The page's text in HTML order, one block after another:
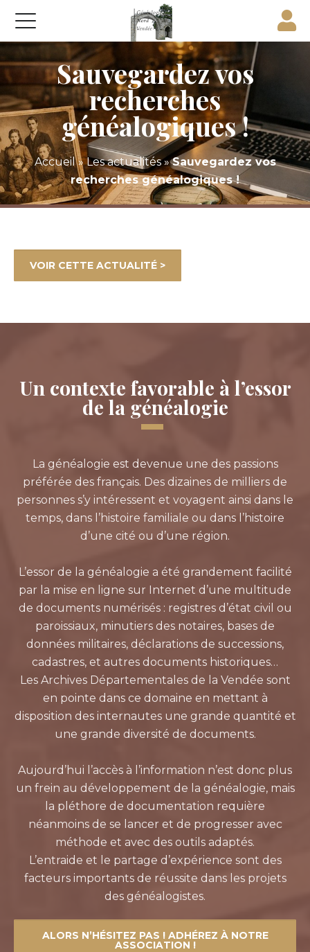
Sauvegardez vos
recherches
généalogiques !
Accueil»Les actualités»Sauvegardez vos
recherches généalogiques !
VOIR CETTE ACTUALITÉ >
Un contexte favorable à l’essor
de la généalogie
La généalogie est devenue une des passions
préférée des français. Des dizaines de milliers de
personnes s’y intéressent et voyagent ainsi dans le
temps, dans l’histoire familiale ou dans l’histoire
d’une cité ou d’une région.
L’essor de la généalogie a été grandement facilité
par la mise en ligne sur Internet d’une multitude
de documents numérisés : registres d’état civil ou
paroissiaux, minutiers des notaires, bases de
données militaires, déclarations de successions,
cadastres, et autres documents historiques…
Les Archives Départementales de la Vendée sont
en pointe dans ce domaine en mettant à
disposition des internautes une grande quantité et
une grande diversité de documents.
Aujourd’hui l’accès à l’information n’est donc plus
un frein au développement de la généalogie, mais
la pléthore de documentation requière
néanmoins de se lancer et de progresser avec
méthode et avec des outils adaptés.
L’entraide et le partage d’expérience sont des
facteurs importants de réussite dans les projets
des généalogistes.
ALORS N’HÉSITEZ PAS ! ADHÉREZ À NOTRE
ASSOCIATION !